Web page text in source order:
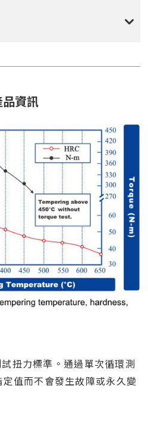
品資訊
扭力標準。通過單次循環測
值而不會發生故障或永久變